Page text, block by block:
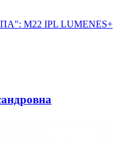
М22 IPL LUMENES+